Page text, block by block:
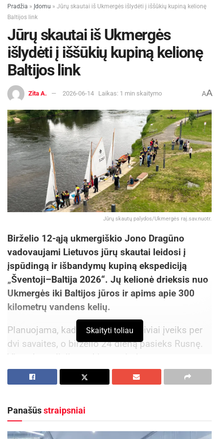
Pradžia » Įdomu » Jūrų skautai iš Ukmergės išlydėti į iššūkių kupiną kelionę
Baltijos link
Jūrų skautai iš Ukmergės
išlydėti į iššūkių kupiną kelionę
Baltijos link
Zita A. 2026-06-14 Laikas: 1 min skaitymo AA
Jūrų skautų palydos/Ukmergės raj.sav.nuotr.
Birželio 12-ąją ukmergiškio Jono Dragūno
vadovaujami Lietuvos jūrų skautai leidosi į
įspūdingą ir išbandymų kupiną ekspediciją
„Šventoji–Baltija 2026“. Jų kelionė drieksis nuo
Ukmergės iki Baltijos jūros ir apims apie 300
kilometrų vandens kelių.
Planuojama, kad šį atstumą žygeiviai įveiks per
dvi savaites, o birželio 24 dieną pasieks Rusnę.
Visa ekspedicija suskirstyta į tris etapus:
Ukmergė–Kaunas, Kaunas–Jurbarkas ir
Jurbarkas–Rusnė. Skautai plauks Šventosios,
iki Rusnės jų laukia ir išskirtinis iššūkis: apie 100
Skaityti toliau
Panašūsstraipsniai